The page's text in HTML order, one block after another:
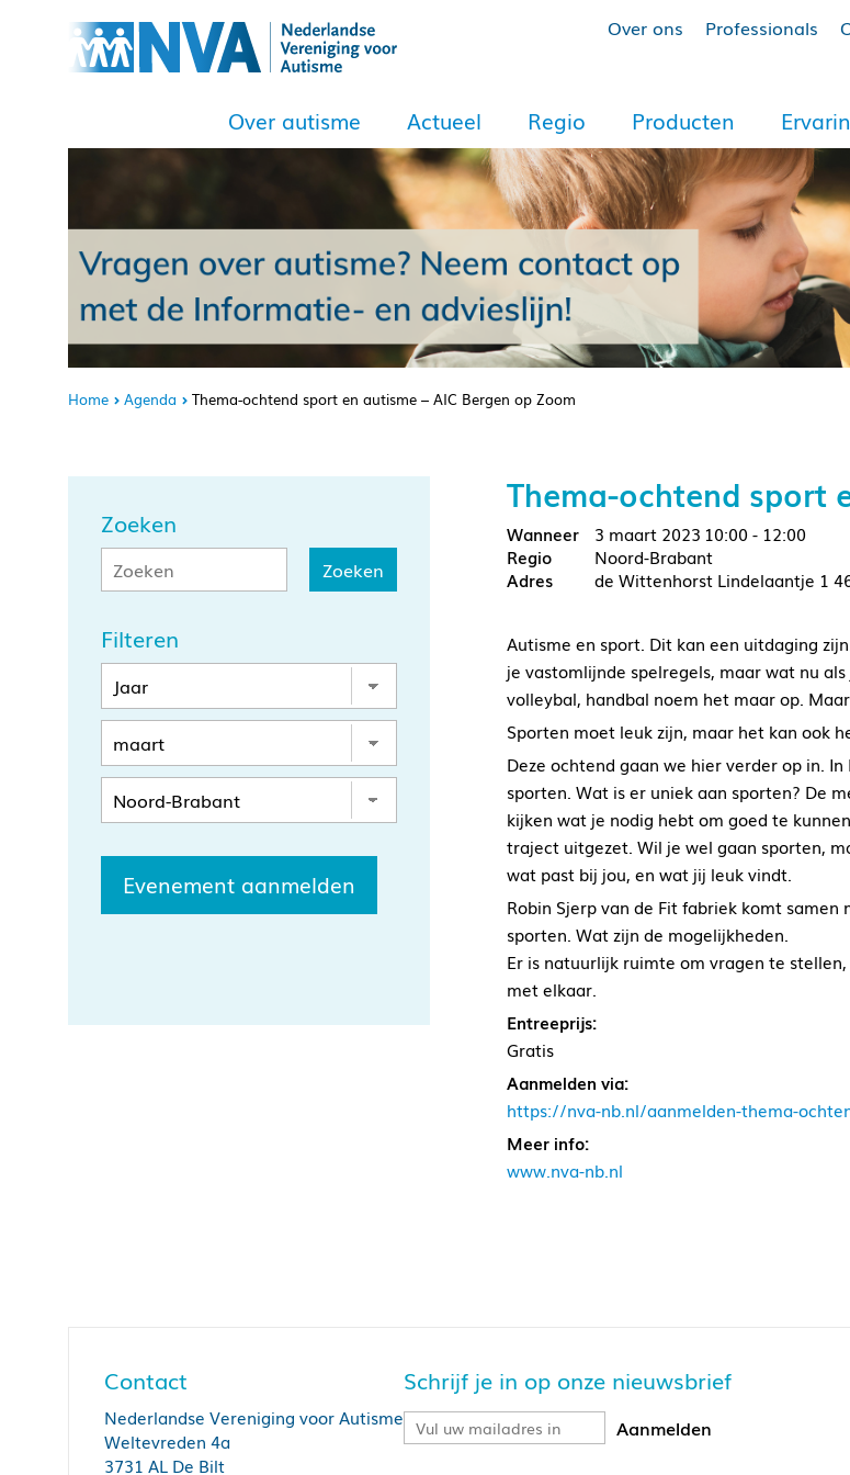
Over ons Professionals
Over autisme Actueel Regio Producten
Home Agenda Thema-ochtend sport en autisme – AIC Bergen op Zoom
Zoeken
Filteren
Evenement aanmelden
Thema-ochtend sport
3 maart 2023 10:00 - 12:00
Noord-Brabant
de Wittenhorst Lindelaantje 1
Autisme en sport. Dit kan een uitdaging
je vastomlijnde spelregels, maar wat nu
volleybal, handbal noem het maar op.
Sporten moet leuk zijn, maar het kan ook
Deze ochtend gaan we hier verder op in.
sporten. Wat is er uniek aan sporten? De
kijken wat je nodig hebt om goed te
traject uitgezet. Wil je wel gaan sporten,
wat past bij jou, en wat jij leuk vindt.
Robin Sjerp van de Fit fabriek komt
sporten. Wat zijn de mogelijkheden.
Er is natuurlijk ruimte om vragen te
met elkaar.
Entreeprijs:
Gratis
Aanmelden via:
https://nva-nb.nl/aanmelden-thema-
Meer info:
www.nva-nb.nl
Contact
Nederlandse Vereniging voor Autisme
Weltevreden 4a
3731 AL De Bilt
Schrijf je in op onze nieuwsbrief